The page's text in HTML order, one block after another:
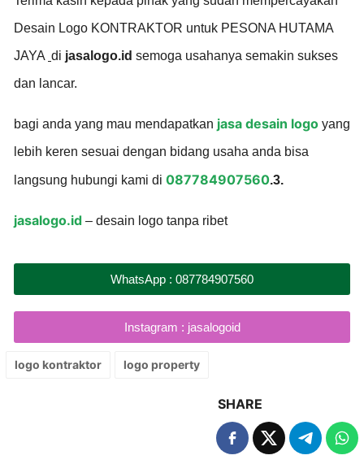
Desain Logo KONTRAKTOR untuk PESONA HUTAMA
JAYA di jasalogo.id semoga usahanya semakin sukses
dan lancar.
bagi anda yang mau mendapatkan jasa desain logo yang
lebih keren sesuai dengan bidang usaha anda bisa
langsung hubungi kami di 087784907560.3.
jasalogo.id – desain logo tanpa ribet
WhatsApp : 087784907560
Instagram : jasalogoid
logo kontraktor logo property
SHARE